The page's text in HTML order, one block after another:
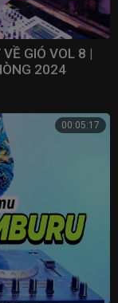
GIÓ VOL 8 |
2024
00:05:17